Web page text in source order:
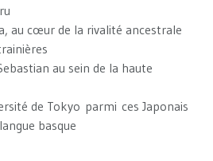
au cœur de la rivalité ancestrale
au sein de la haute
de Tokyo parmi ces Japonais
basque